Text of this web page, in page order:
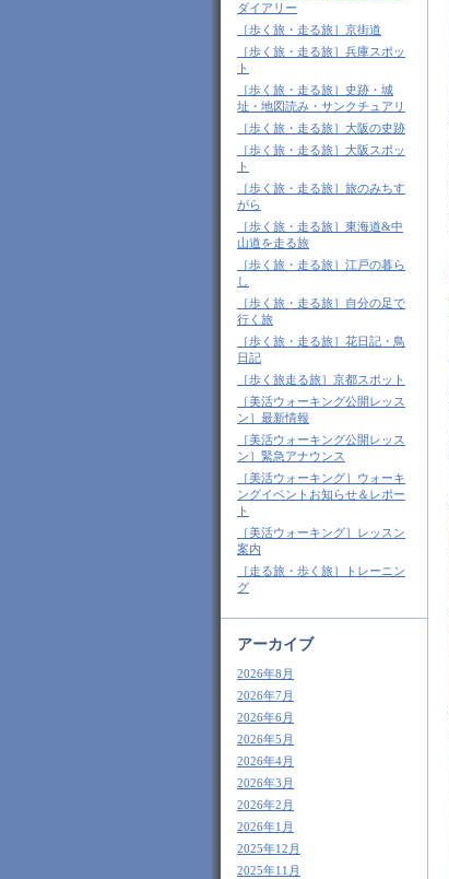
ダイアリー
［歩く旅・走る旅］京街道
［歩く旅・走る旅］兵庫スポッ
ト
［歩く旅・走る旅］史跡・城
址・地図読み・サンクチュアリ
［歩く旅・走る旅］大阪の史跡
［歩く旅・走る旅］大阪スポッ
ト
［歩く旅・走る旅］旅のみちす
がら
［歩く旅・走る旅］東海道&中
山道を走る旅
［歩く旅・走る旅］江戸の暮ら
し
［歩く旅・走る旅］自分の足で
行く旅
［歩く旅・走る旅］花日記・鳥
日記
［歩く旅走る旅］京都スポット
［美活ウォーキング公開レッス
ン］最新情報
［美活ウォーキング公開レッス
ン］緊急アナウンス
［美活ウォーキング］ウォーキ
ングイベントお知らせ＆レポー
ト
［美活ウォーキング］レッスン
案内
［走る旅・歩く旅］トレーニン
グ
アーカイブ
2026年8月
2026年7月
2026年6月
2026年5月
2026年4月
2026年3月
2026年2月
2026年1月
2025年12月
2025年11月